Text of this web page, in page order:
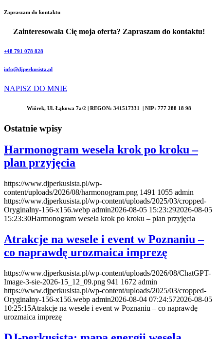
Zapraszam do kontaktu
Zainteresowała Cię moja oferta? Zapraszam do kontaktu!
+48 791 078 828
info@djperkusista.pl
NAPISZ DO MNIE
Wiórek, Ul. Łąkowa 7a/2 | REGON: 341517331 | NIP: 777 288 18 98
Ostatnie wpisy
Harmonogram wesela krok po kroku –
plan przyjęcia
https://www.djperkusista.pl/wp-
content/uploads/2026/08/harmonogram.png 1491 1055 admin
https://www.djperkusista.pl/wp-content/uploads/2025/03/cropped-
Oryginalny-156-x156.webp admin2026-08-05 15:23:292026-08-05
15:23:30Harmonogram wesela krok po kroku – plan przyjęcia
Atrakcje na wesele i event w Poznaniu –
co naprawdę urozmaica imprezę
https://www.djperkusista.pl/wp-content/uploads/2026/08/ChatGPT-
Image-3-sie-2026-15_12_09.png 941 1672 admin
https://www.djperkusista.pl/wp-content/uploads/2025/03/cropped-
Oryginalny-156-x156.webp admin2026-08-04 07:24:572026-08-05
10:25:15Atrakcje na wesele i event w Poznaniu – co naprawdę
urozmaica imprezę